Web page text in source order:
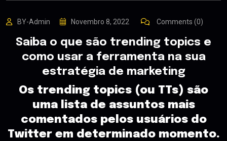
BY-Admin Novembro 8, 2022 Comments (0)
Saiba o que são trending topics e
como usar a ferramenta na sua
estratégia de marketing
Os trending topics (ou TTs) são
uma lista de assuntos mais
comentados pelos usuários do
Twitter em determinado momento.